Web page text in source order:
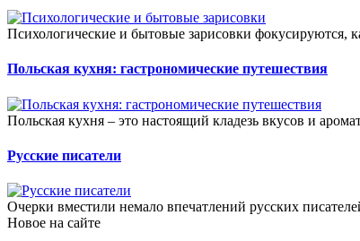
Психологические и бытовые зарисовки фокусируются,
Польская кухня: гастрономические путешествия
Польская кухня – это настоящий кладезь вкусов и
Русские писатели
Очерки вместили немало впечатлений русских
Новое на сайте